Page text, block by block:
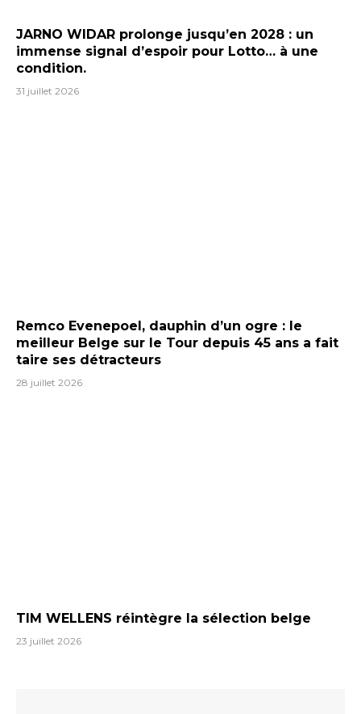
JARNO WIDAR prolonge jusqu’en 2028 : un
immense signal d’espoir pour Lotto… à une
condition.
31 juillet 2026
Remco Evenepoel, dauphin d’un ogre : le
meilleur Belge sur le Tour depuis 45 ans a fait
taire ses détracteurs
28 juillet 2026
TIM WELLENS réintègre la sélection belge
23 juillet 2026